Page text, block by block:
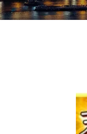
テニス四大大会・五輪